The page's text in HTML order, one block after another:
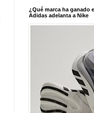
¿Qué marca ha ganado
Adidas adelanta a Nike